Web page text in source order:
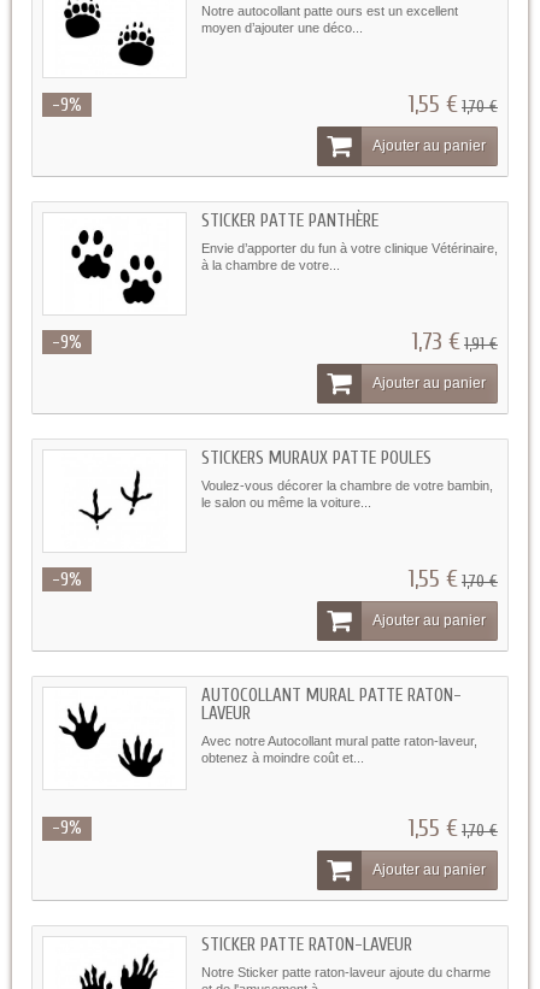
Notre autocollant patte ours est un excellent
moyen d’ajouter une déco...
-9% 1,55 €1,70 €
Ajouter au panier
STICKER PATTE PANTHÈRE
Envie d’apporter du fun à votre clinique Vétérinaire,
à la chambre de votre...
-9% 1,73 €1,91 €
Ajouter au panier
STICKERS MURAUX PATTE POULES
Voulez-vous décorer la chambre de votre bambin,
le salon ou même la voiture...
-9% 1,55 €1,70 €
Ajouter au panier
AUTOCOLLANT MURAL PATTE RATON-
LAVEUR
Avec notre Autocollant mural patte raton-laveur,
obtenez à moindre coût et...
-9% 1,55 €1,70 €
Ajouter au panier
STICKER PATTE RATON-LAVEUR
Notre Sticker patte raton-laveur ajoute du charme